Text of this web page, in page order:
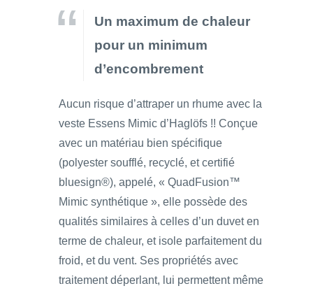
Un maximum de chaleur
pour un minimum
d’encombrement
Aucun risque d’attraper un rhume avec la
veste Essens Mimic d’Haglöfs !! Conçue
avec un matériau bien spécifique
(polyester soufflé, recyclé, et certifié
bluesign®), appelé, « QuadFusion™
Mimic synthétique », elle possède des
qualités similaires à celles d’un duvet en
terme de chaleur, et isole parfaitement du
froid, et du vent. Ses propriétés avec
traitement déperlant, lui permettent même